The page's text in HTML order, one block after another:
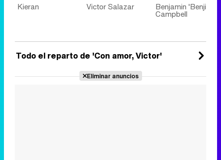
Kieran Victor Salazar Benjamin 'Benji'
Campbell
Todo el reparto de 'Con amor, Victor'
Eliminar anuncios